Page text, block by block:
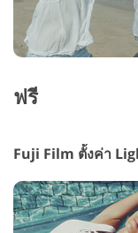
ฟรี
Fuji Film ตั้งค่า